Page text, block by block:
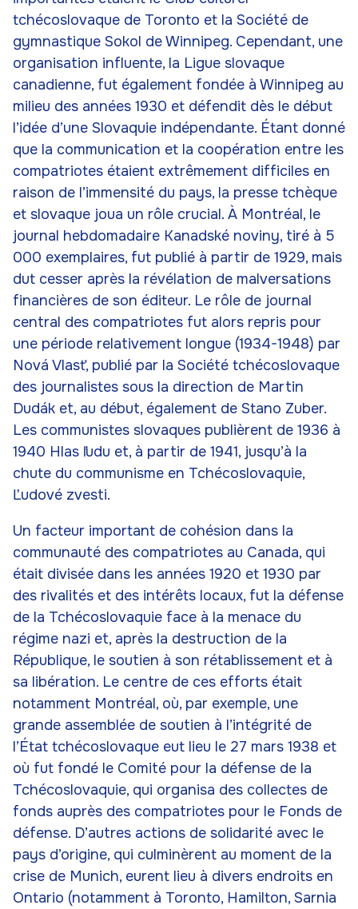
tchécoslovaque de Toronto et la Société de
gymnastique Sokol de Winnipeg. Cependant, une
organisation influente, la Ligue slovaque
canadienne, fut également fondée à Winnipeg au
milieu des années 1930 et défendit dès le début
l’idée d’une Slovaquie indépendante. Étant donné
que la communication et la coopération entre les
compatriotes étaient extrêmement difficiles en
raison de l’immensité du pays, la presse tchèque
et slovaque joua un rôle crucial. À Montréal, le
journal hebdomadaire Kanadské noviny, tiré à 5
000 exemplaires, fut publié à partir de 1929, mais
dut cesser après la révélation de malversations
financières de son éditeur. Le rôle de journal
central des compatriotes fut alors repris pour
une période relativement longue (1934-1948) par
Nová Vlasť, publié par la Société tchécoslovaque
des journalistes sous la direction de Martin
Dudák et, au début, également de Stano Zuber.
Les communistes slovaques publièrent de 1936 à
1940 Hlas ľudu et, à partir de 1941, jusqu’à la
chute du communisme en Tchécoslovaquie,
Ľudové zvesti.
Un facteur important de cohésion dans la
communauté des compatriotes au Canada, qui
était divisée dans les années 1920 et 1930 par
des rivalités et des intérêts locaux, fut la défense
de la Tchécoslovaquie face à la menace du
régime nazi et, après la destruction de la
République, le soutien à son rétablissement et à
sa libération. Le centre de ces efforts était
notamment Montréal, où, par exemple, une
grande assemblée de soutien à l’intégrité de
l’État tchécoslovaque eut lieu le 27 mars 1938 et
où fut fondé le Comité pour la défense de la
Tchécoslovaquie, qui organisa des collectes de
fonds auprès des compatriotes pour le Fonds de
défense. D’autres actions de solidarité avec le
pays d’origine, qui culminèrent au moment de la
crise de Munich, eurent lieu à divers endroits en
Ontario (notamment à Toronto, Hamilton, Sarnia